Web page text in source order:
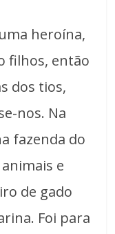
heroína,
filhos, então
dos tios,
nos. Na
fazenda do
e
de gado
Foi para